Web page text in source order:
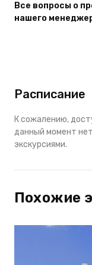
Все вопросы о
нашего
Расписание
К сожалению,
данный момент
экскурсиями.
Похожие